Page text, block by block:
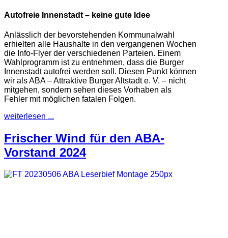
Autofreie Innenstadt – keine gute Idee
Anlässlich der bevorstehenden Kommunalwahl
erhielten alle Haushalte in den vergangenen Wochen
die Info-Flyer der verschiedenen Parteien. Einem
Wahlprogramm ist zu entnehmen, dass die Burger
Innenstadt autofrei werden soll. Diesen Punkt können
wir als ABA – Attraktive Burger Altstadt e. V. – nicht
mitgehen, sondern sehen dieses Vorhaben als
Fehler mit möglichen fatalen Folgen.
weiterlesen ...
Frischer Wind für den ABA-
Vorstand 2024